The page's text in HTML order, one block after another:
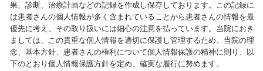
果、診断、治療計画などの記録を作成し保存しております。この記録に
は患者さんの個人情報が多く含まれていることから患者さんの情報を最
優先に考え、その取り扱いには細心の注意を払っています。当院におき
ましては、この貴重な個人情報を適切に保護し管理するため、当院の理
念、基本方針、患者さんの権利について個人情報保護の精神に則り、以
下のとおり個人情報保護方針を定め、確実な履行に努めます。